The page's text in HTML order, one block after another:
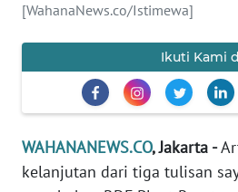
[WahanaNews.co/Istimewa]
Ikuti Kami
WAHANANEWS.CO, Jakarta -
kelanjutan dari tiga tulisan
EDITORIAL
INDEKS